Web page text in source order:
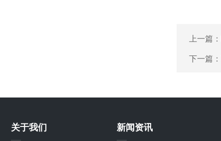
上一篇：
下一篇：
关于我们 新闻资讯